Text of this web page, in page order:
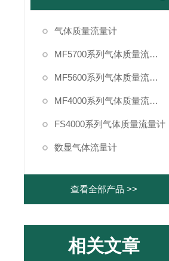
气体质量流量计
MF5700系列气体质量流量计
MF5600系列气体质量流量计
MF4000系列气体质量流量计
FS4000系列气体质量流量计
数显气体流量计
查看全部产品 >>
相关文章